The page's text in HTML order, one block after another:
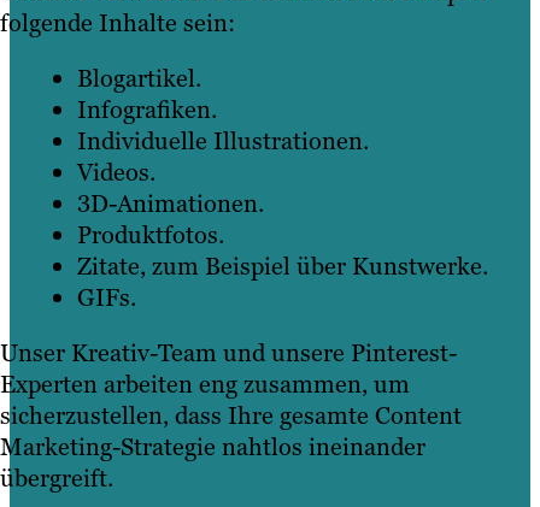
folgende Inhalte sein:
Blogartikel.
Infografiken.
Individuelle Illustrationen.
Videos.
3D-Animationen.
Produktfotos.
Zitate, zum Beispiel über Kunstwerke.
GIFs.
Unser Kreativ-Team und unsere Pinterest-
Experten arbeiten eng zusammen, um
sicherzustellen, dass Ihre gesamte Content
Marketing-Strategie nahtlos ineinander
übergreift.